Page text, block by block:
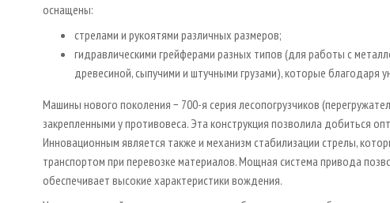
оснащены:
стрелами и рукоятями различных размеров;
гидравлическими грейферами разных типов (для работы с
древесиной, сыпучими и штучными грузами), которые благодаря
Машины нового поколения − 700-я серия лесопогрузчиков
закрепленными у противовеса. Эта конструкция позволила добиться
Инновационным является также и механизм стабилизации стрелы,
транспортом при перевозке материалов. Мощная система привода
обеспечивает высокие характеристики вождения.